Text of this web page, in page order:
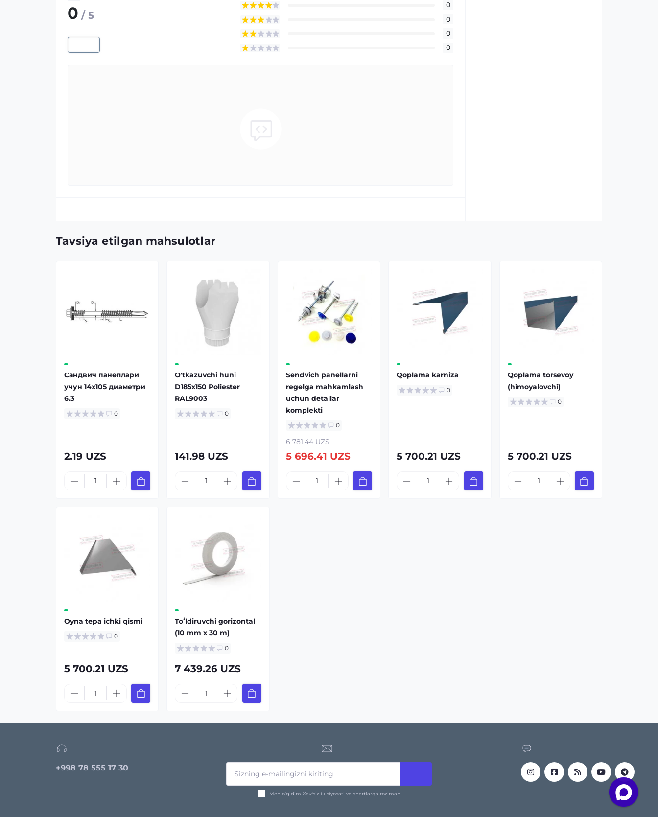
0 / 5
0
0
0
0
Tavsiya etilgan mahsulotlar
Сандвич панеллари
учун 14x105 диаметри
6.3
0
2.19 UZS
O'tkazuvchi huni
D185х150 Poliester
RAL9003
0
141.98 UZS
Sendvich panellarni
regelga mahkamlash
uchun detallar
komplekti
0
6 781.44 UZS
5 696.41 UZS
Qoplama karniza
0
5 700.21 UZS
Qoplama torsevoy
(himoyalovchi)
0
5 700.21 UZS
Oyna tepa ichki qismi
0
5 700.21 UZS
Toʻldiruvchi gorizontal
(10 mm x 30 m)
0
7 439.26 UZS
+998 78 555 17 30
Men o‘qidim Xavfsizlik siyosati va shartlarga roziman